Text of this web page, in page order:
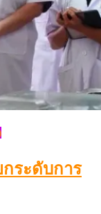
ระดับการ